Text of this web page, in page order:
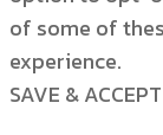
of some of
experience.
SAVE & ACCEPT